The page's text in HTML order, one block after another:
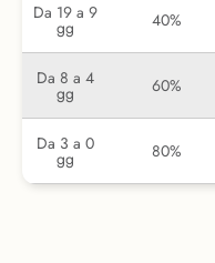
Da 19 a 9
gg 40%
Da 8 a 4
gg 60%
Da 3 a 0
gg 80%